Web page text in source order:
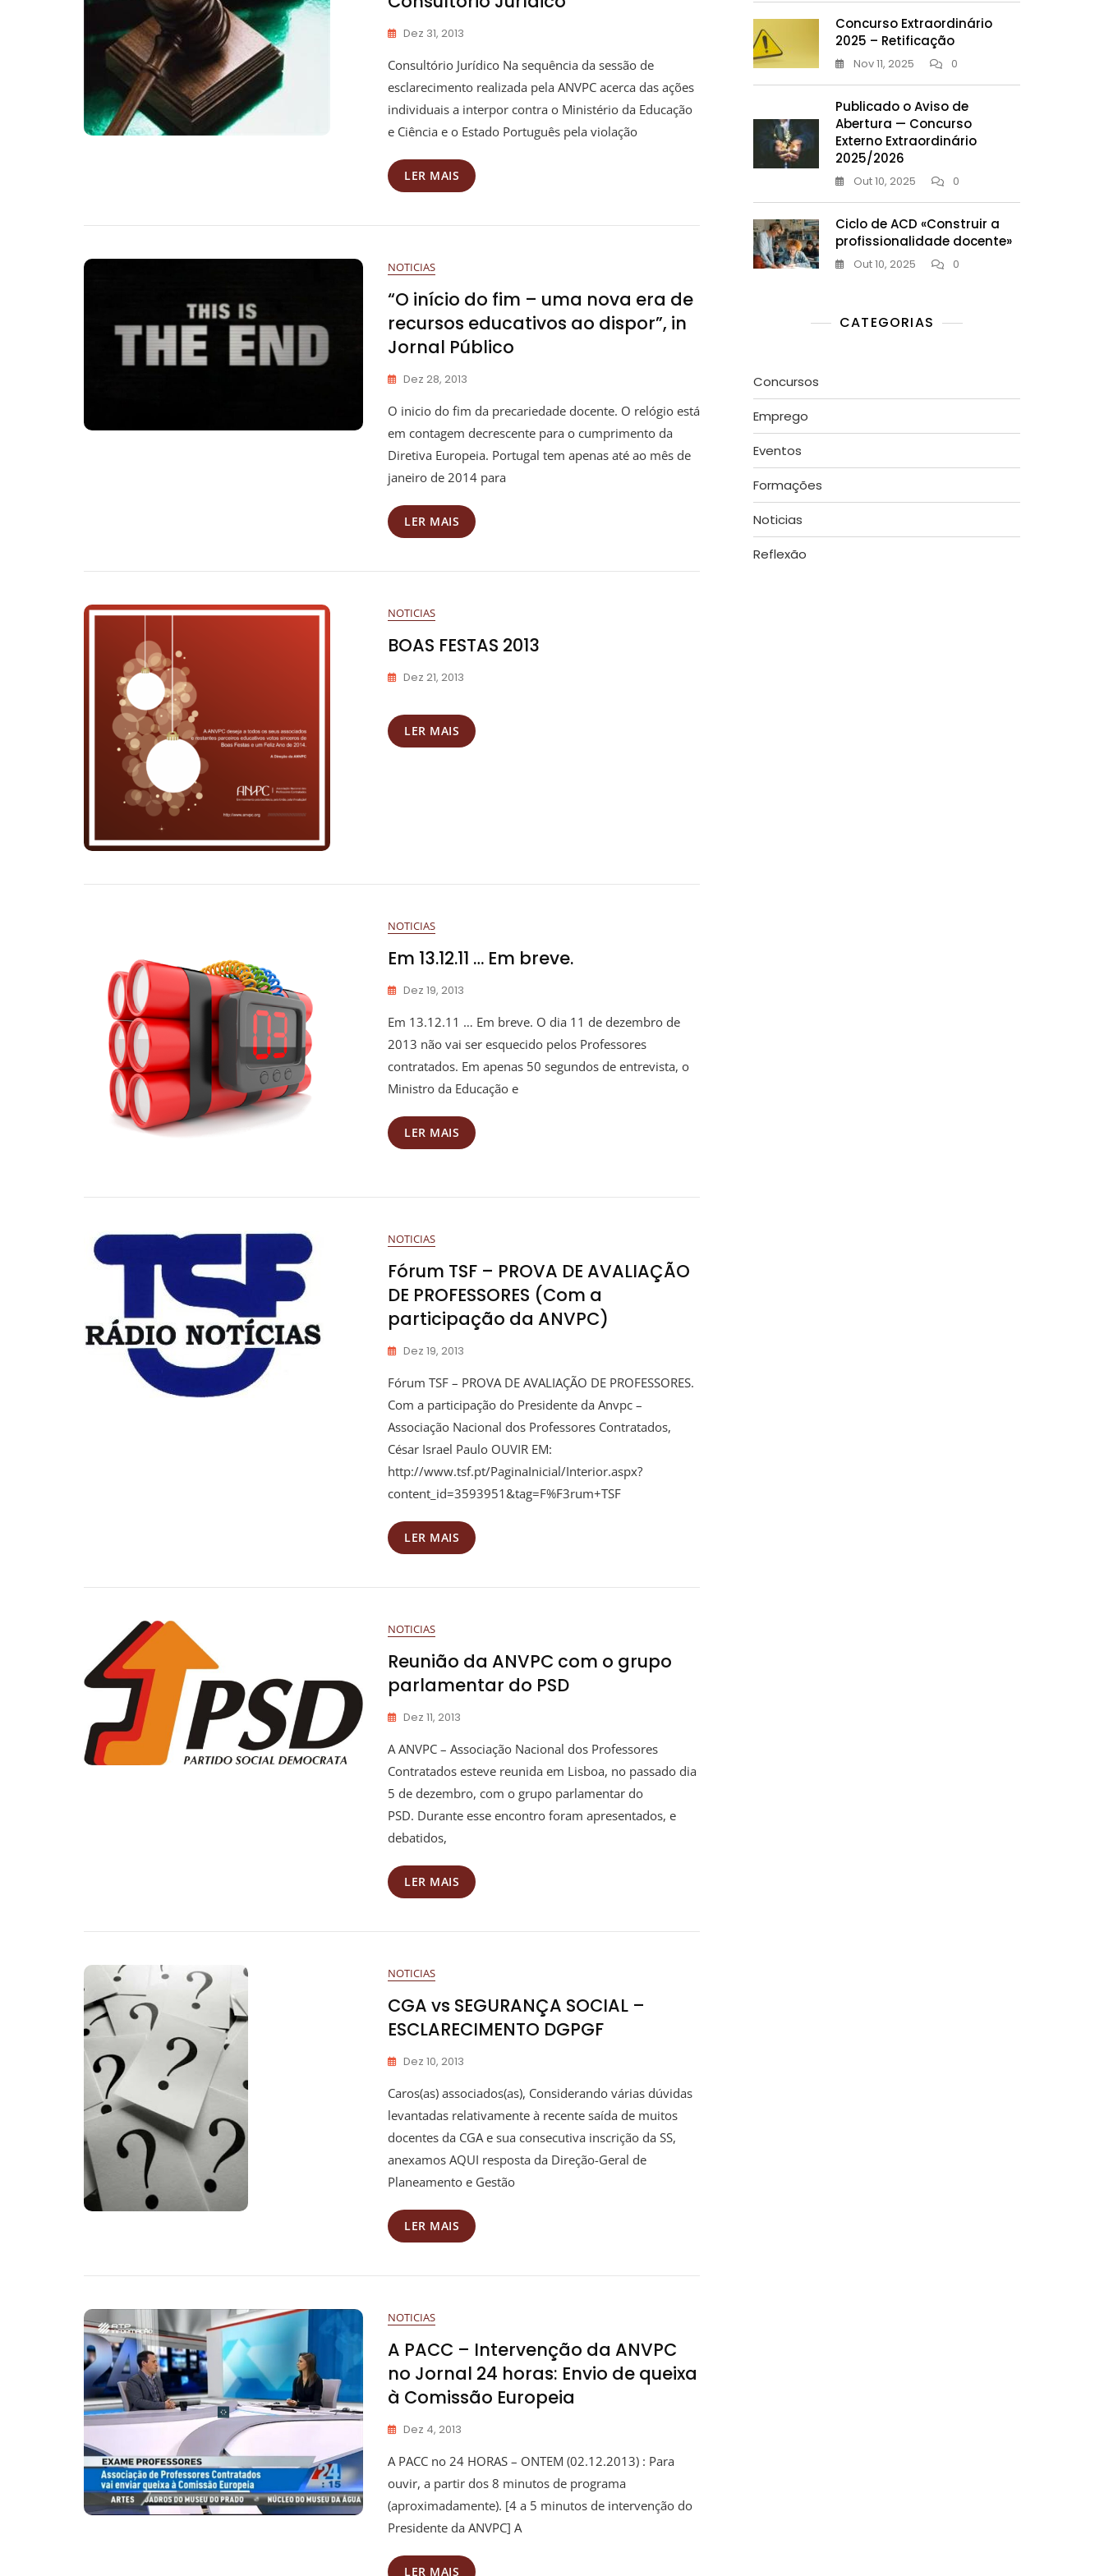
Dez 31, 2013
Consultório Jurídico Na sequência da sessão de
esclarecimento realizada pela ANVPC acerca das ações
individuais a interpor contra o Ministério da Educação
e Ciência e o Estado Português pela violação
LER MAIS
NOTICIAS
“O início do fim – uma nova era de
recursos educativos ao dispor”, in
Jornal Público
Dez 28, 2013
O inicio do fim da precariedade docente. O relógio está
em contagem decrescente para o cumprimento da
Diretiva Europeia. Portugal tem apenas até ao mês de
janeiro de 2014 para
LER MAIS
NOTICIAS
BOAS FESTAS 2013
Dez 21, 2013
LER MAIS
NOTICIAS
Em 13.12.11 … Em breve.
Dez 19, 2013
Em 13.12.11 … Em breve. O dia 11 de dezembro de
2013 não vai ser esquecido pelos Professores
contratados. Em apenas 50 segundos de entrevista, o
Ministro da Educação e
LER MAIS
NOTICIAS
Fórum TSF – PROVA DE AVALIAÇÃO
DE PROFESSORES (Com a
participação da ANVPC)
Dez 19, 2013
Fórum TSF – PROVA DE AVALIAÇÃO DE PROFESSORES.
Com a participação do Presidente da Anvpc –
Associação Nacional dos Professores Contratados,
César Israel Paulo OUVIR EM:
http://www.tsf.pt/PaginaInicial/Interior.aspx?
content_id=3593951&tag=F%F3rum+TSF
LER MAIS
NOTICIAS
Reunião da ANVPC com o grupo
parlamentar do PSD
Dez 11, 2013
A ANVPC – Associação Nacional dos Professores
Contratados esteve reunida em Lisboa, no passado dia
5 de dezembro, com o grupo parlamentar do
PSD. Durante esse encontro foram apresentados, e
debatidos,
LER MAIS
NOTICIAS
CGA vs SEGURANÇA SOCIAL –
ESCLARECIMENTO DGPGF
Dez 10, 2013
Caros(as) associados(as), Considerando várias dúvidas
levantadas relativamente à recente saída de muitos
docentes da CGA e sua consecutiva inscrição da SS,
anexamos AQUI resposta da Direção-Geral de
Planeamento e Gestão
LER MAIS
NOTICIAS
A PACC – Intervenção da ANVPC
no Jornal 24 horas: Envio de queixa
à Comissão Europeia
Dez 4, 2013
A PACC no 24 HORAS – ONTEM (02.12.2013) : Para
ouvir, a partir dos 8 minutos de programa
(aproximadamente). [4 a 5 minutos de intervenção do
Presidente da ANVPC] A
LER MAIS
Concurso Extraordinário
2025 – Retificação
Nov 11, 2025 0
Publicado o Aviso de
Abertura — Concurso
Externo Extraordinário
2025/2026
Out 10, 2025 0
Ciclo de ACD «Construir a
profissionalidade docente»
Out 10, 2025 0
CATEGORIAS
Concursos
Emprego
Eventos
Formações
Noticias
Reflexão